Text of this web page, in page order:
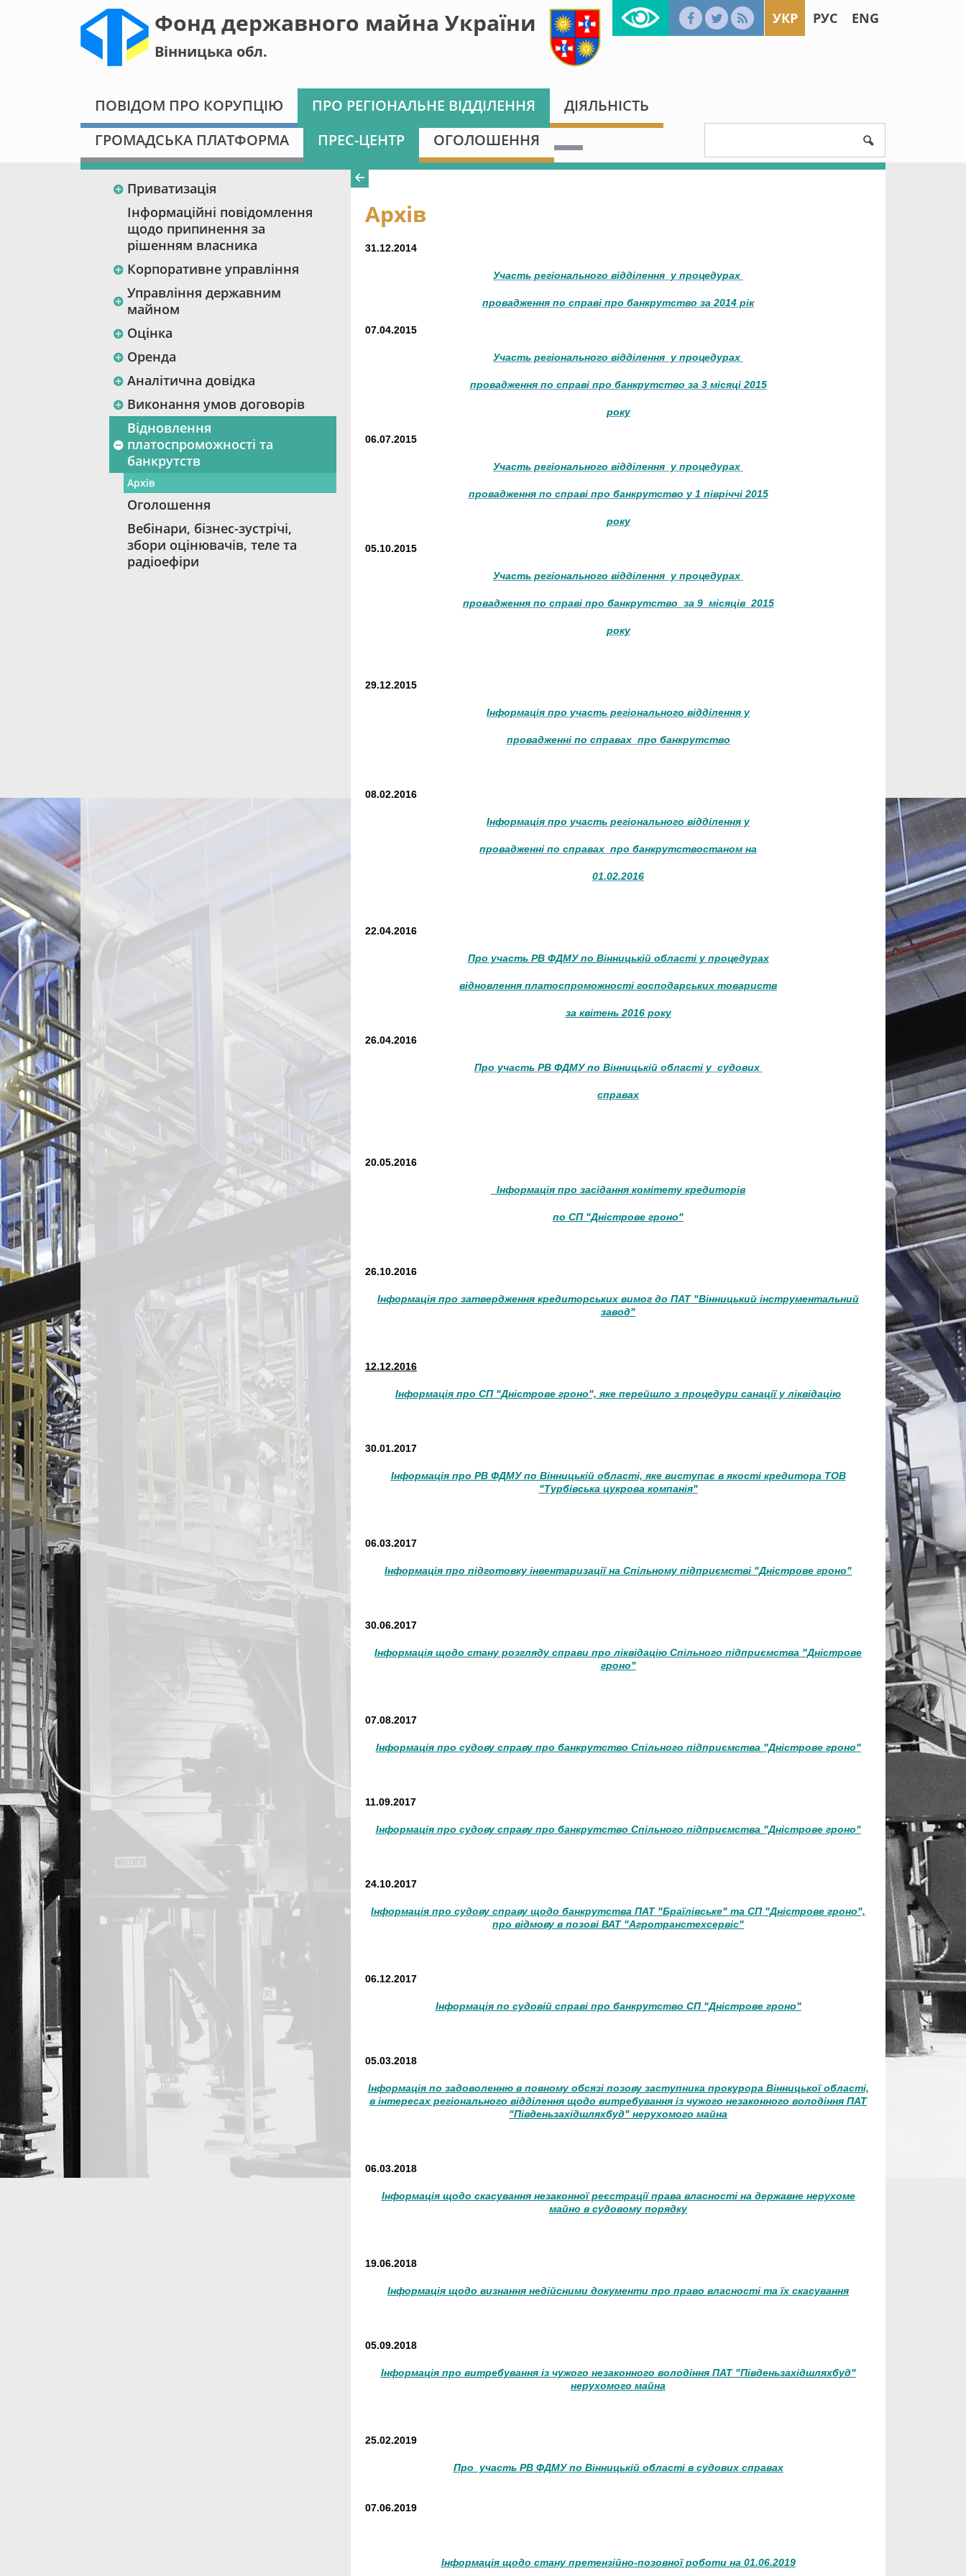
Фонд державного майна України
Вінницька обл.
УКР РУС ENG
ПОВІДОМ ПРО КОРУПЦІЮ ПРО РЕГІОНАЛЬНЕ ВІДДІЛЕННЯ
ДІЯЛЬНІСТЬ
ГРОМАДСЬКА ПЛАТФОРМА
ПРЕС-ЦЕНТР ОГОЛОШЕННЯ
Приватизація
Інформаційні повідомлення
щодо припинення за
рішенням власника
Корпоративне управління
Управління державним
майном
Оцінка
Оренда
Аналітична довідка
Виконання умов договорів
Відновлення
платоспроможності та
банкрутств
Архів
Оголошення
Вебінари, бізнес-зустрічі,
збори оцінювачів, теле та
радіоефіри
Архів
31.12.2014
Участь регіонального відділення у процедурах
провадження по справі про банкрутство за 2014 рік
07.04.2015
Участь регіонального відділення у процедурах
провадження по справі про банкрутство за 3 місяцi 2015
року
06.07.2015
Участь регіонального відділення у процедурах
провадження по справі про банкрутство у 1 півріччі 2015
року
05.10.2015
Участь регіонального відділення у процедурах
провадження по справі про банкрутство за 9 місяців 2015
року
29.12.2015
Інформація про участь регіонального відділення у
провадженні по справах про банкрутство
08.02.2016
Інформація про участь регіонального відділення у
провадженні по справах про банкрутствостаном на
01.02.2016
22.04.2016
Про участь РВ ФДМУ по Вінницькій області у процедурах
відновлення платоспроможності господарських товариств
за квітень 2016 року
26.04.2016
Про участь РВ ФДМУ по Вінницькій області усудових
справах
20.05.2016
Інформація про засідання комітету кредиторів
по СП "Дністрове гроно"
26.10.2016
Інформація про затвердження кредиторських вимог до ПАТ "Вінницький інструментальний
завод"
12.12.2016
Інформація про СП "Дністрове гроно", яке перейшло з процедури санації у ліквідацію
30.01.2017
Інформація про РВ ФДМУ по Вінницькій області, яке виступає в якості кредитора ТОВ
"Турбівська цукрова компанія"
06.03.2017
Інформація про підготовку інвентаризації на Спільному підприємстві "Дністрове гроно"
30.06.2017
Інформація щодо стану розгляду справи про ліквідацію Спільного підприємства "Дністрове
гроно"
07.08.2017
Інформація про судову справу про банкрутство Спільного підприємства "Дністрове гроно"
11.09.2017
Інформація про судову справу про банкрутство Спільного підприємства "Дністрове гроно"
24.10.2017
Інформація про судову справу щодо банкрутства ПАТ "Браїлівське" та СП "Дністрове гроно",
про відмову в позові ВАТ "Агротранстехсервіс"
06.12.2017
Інформація по судовій справі про банкрутство СП "Дністрове гроно"
05.03.2018
Інформація по задоволенню в повному обсязі позову заступника прокурора Вінницької області,
в інтересах регіонального відділення щодо витребування із чужого незаконного володіння ПАТ
"Південьзахідшляхбуд" нерухомого майна
06.03.2018
Інформація щодо скасування незаконної реєстрації права власності на державне нерухоме
майно в судовому порядку
19.06.2018
Інформація щодо визнання недійсними документи про право власності та їх скасування
05.09.2018
Інформація про витребування із чужого незаконного володіння ПАТ "Південьзахідшляхбуд"
нерухомого майна
25.02.2019
Про участь РВ ФДМУ по Вінницькій області в судових справах
07.06.2019
Інформація щодо стану претензійно-позовної роботи на 01.06.2019